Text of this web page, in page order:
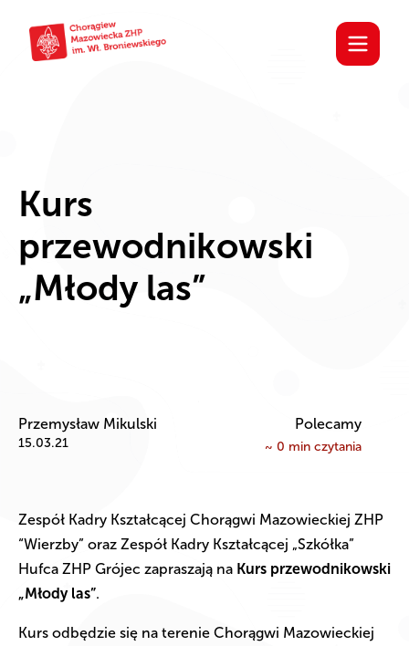
Kurs
przewodnikowski
„Młody las”
Przemysław Mikulski
15.03.21
Polecamy
~ 0 min czytania
Zespół Kadry Kształcącej Chorągwi Mazowieckiej ZHP
“Wierzby” oraz Zespół Kadry Kształcącej „Szkółka”
Hufca ZHP Grójec zapraszają na Kurs przewodnikowski
„Młody las”.
Kurs odbędzie się na terenie Chorągwi Mazowieckiej